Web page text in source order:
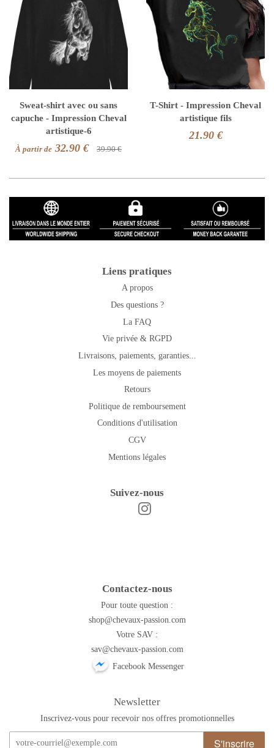
Sweat-shirt avec ou sans
capuche - Impression Cheval
artistique-6
À partir de 32.90 € 39.90 €
T-Shirt - Impression Cheval
artistique fils
21.90 €
Liens pratiques
A propos
Des questions ?
La FAQ
Vie privée & RGPD
Livraisons, paiements, garanties...
Les moyens de paiements
Retours
Politique de remboursement
Conditions d'utilisation
CGV
Mentions légales
Suivez-nous
Facebook
Contactez-nous
Pour toute question :
shop@chevaux-passion.com
Votre SAV :
sav@chevaux-passion.com
Facebook Messenger
Newsletter
Inscrivez-vous pour recevoir nos offres promotionnelles
S'inscrire